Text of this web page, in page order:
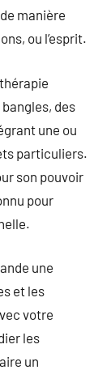
manière
ou l’esprit.
des
une ou
particuliers.
son pouvoir
pour
une
et les
votre
les
un